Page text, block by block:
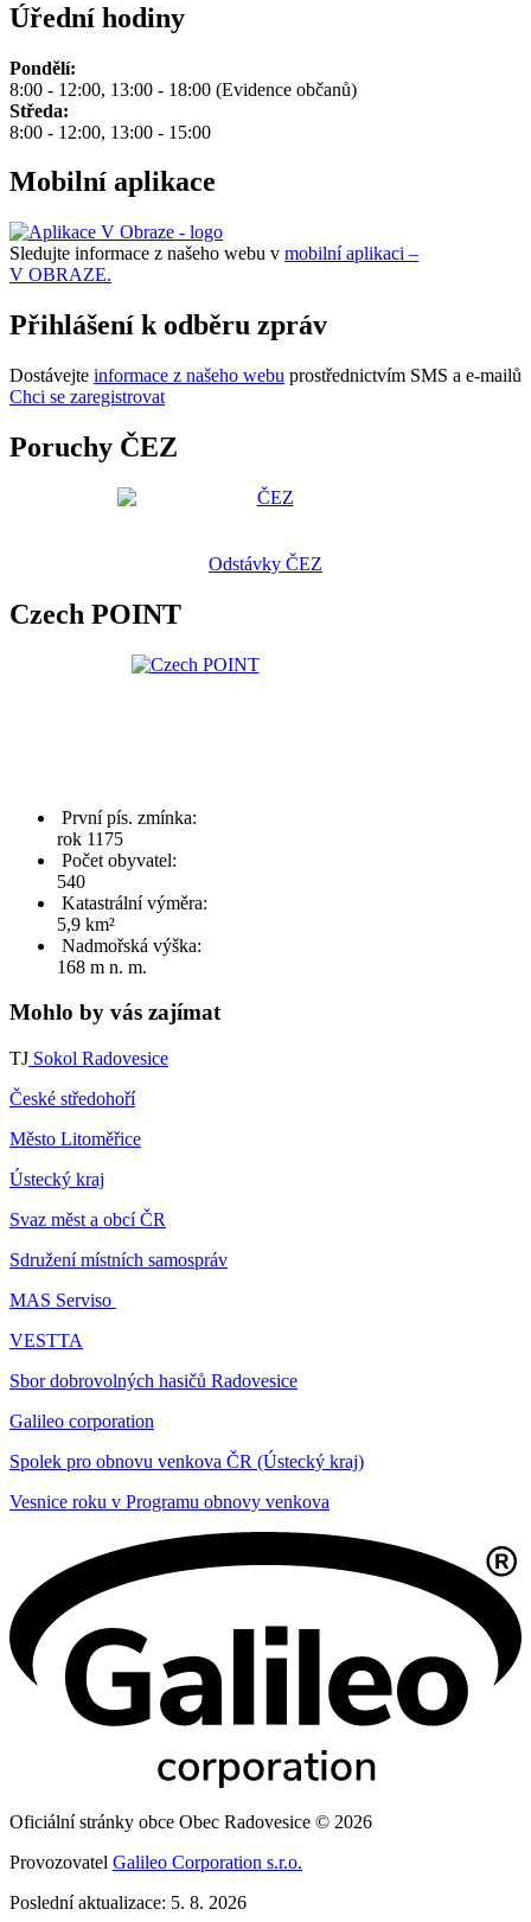
Úřední hodiny
Pondělí:
8:00 - 12:00, 13:00 - 18:00 (Evidence občanů)
Středa:
8:00 - 12:00, 13:00 - 15:00
Mobilní aplikace
Sledujte informace z našeho webu v mobilní aplikaci –
V OBRAZE.
Přihlášení k odběru zpráv
Dostávejte informace z našeho webu prostřednictvím SMS a e-mailů
Chci se zaregistrovat
Poruchy ČEZ
Odstávky ČEZ
Czech POINT
První pís. zmínka:
rok 1175
Počet obyvatel:
540
Katastrální výměra:
5,9 km²
Nadmořská výška:
168 m n. m.
Mohlo by vás zajímat
TJ Sokol Radovesice
České středohoří
Město Litoměřice
Ústecký kraj
Svaz měst a obcí ČR
Sdružení místních samospráv
MAS Serviso
VESTTA
Sbor dobrovolných hasičů Radovesice
Galileo corporation
Spolek pro obnovu venkova ČR (Ústecký kraj)
Vesnice roku v Programu obnovy venkova
Oficiální stránky obce Obec Radovesice © 2026
Provozovatel Galileo Corporation s.r.o.
Poslední aktualizace: 5. 8. 2026